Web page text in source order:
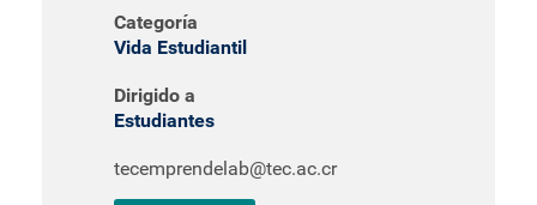
Categoría
Vida Estudiantil
Dirigido a
Estudiantes
tecemprendelab@tec.ac.cr